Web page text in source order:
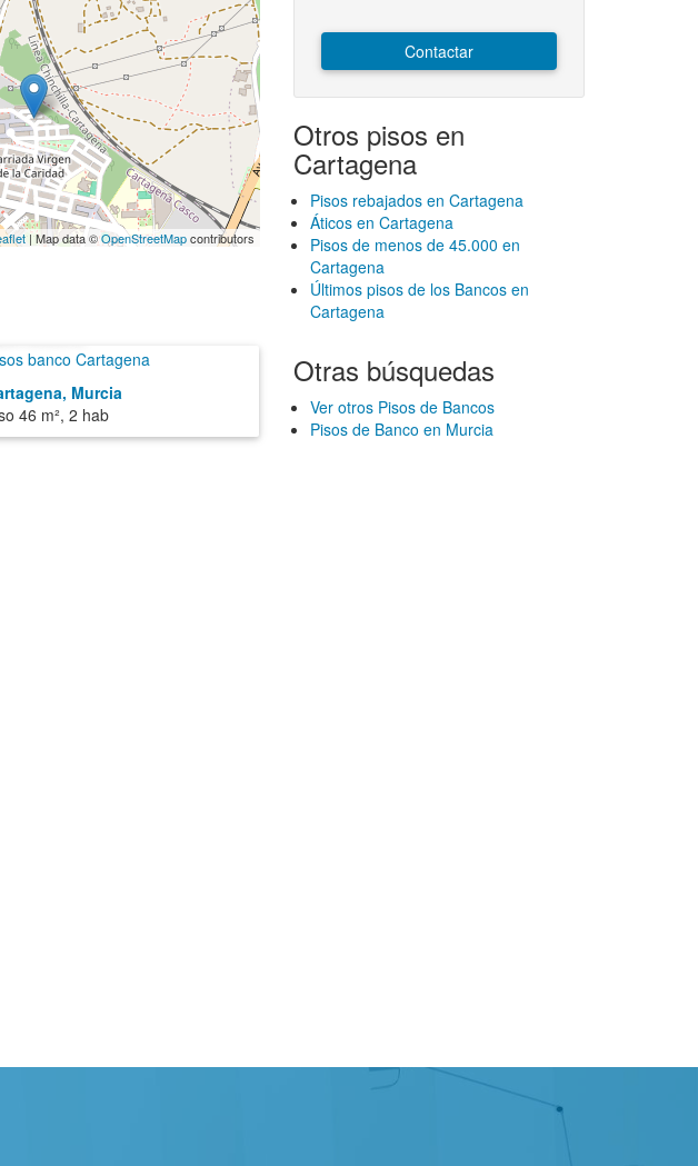
| Map data ©OpenStreetMapcontributors
Murcia
46 m², 2 hab
Contactar
Otros pisos en
Cartagena
Pisos rebajados en Cartagena
Áticos en Cartagena
Pisos de menos de 45.000 en
Cartagena
Últimos pisos de los Bancos en
Cartagena
Otras búsquedas
Ver otros Pisos de Bancos
Pisos de Banco en Murcia